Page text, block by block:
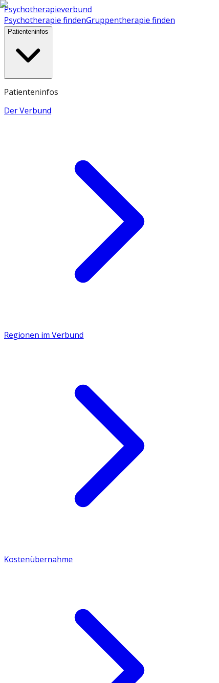
Psychotherapieverbund
Psychotherapie findenGruppentherapie finden
Patienteninfos
Patienteninfos
Der Verbund
Regionen im Verbund
Kostenübernahme